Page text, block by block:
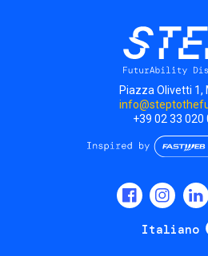
Piazza Olivetti 1,
+39 02 33 020
Italiano